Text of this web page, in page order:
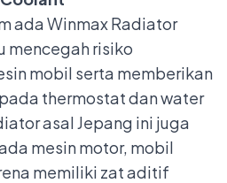
ada Winmax Radiator
mencegah risiko
mobil serta memberikan
thermostat dan water
asal Jepang ini juga
mesin motor, mobil
memiliki zat aditif